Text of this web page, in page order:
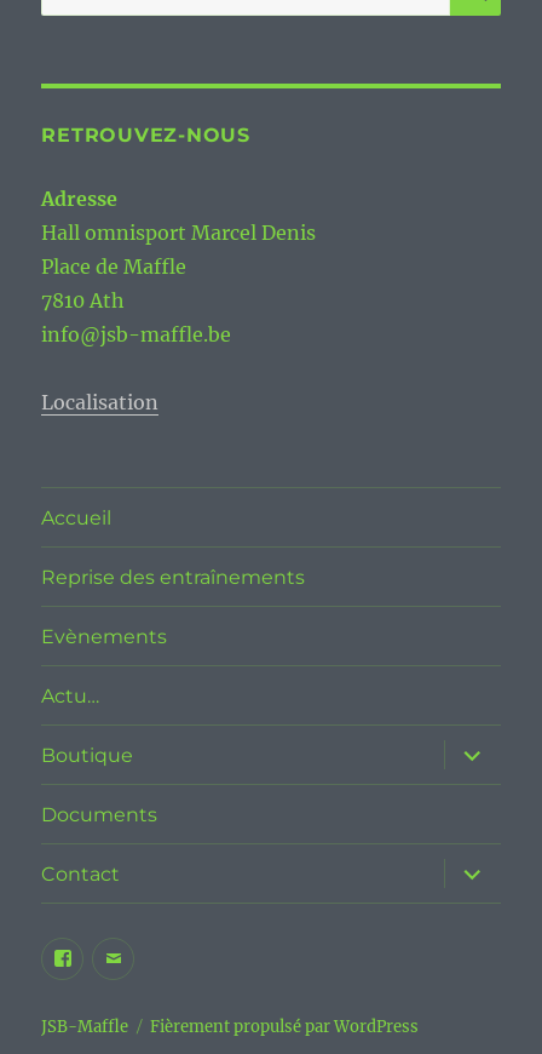
pour :
RETROUVEZ-NOUS
Adresse
Hall omnisport Marcel Denis
Place de Maffle
7810 Ath
info@jsb-maffle.be
Localisation
Accueil
Reprise des entraînements
Evènements
Actu…
Boutique
ouvrir
le
sous-
Documents
Contact
ouvrir
le
sous-
Facebook
Maffle
E-
JSB-Maffle Fièrement propulsé par WordPress